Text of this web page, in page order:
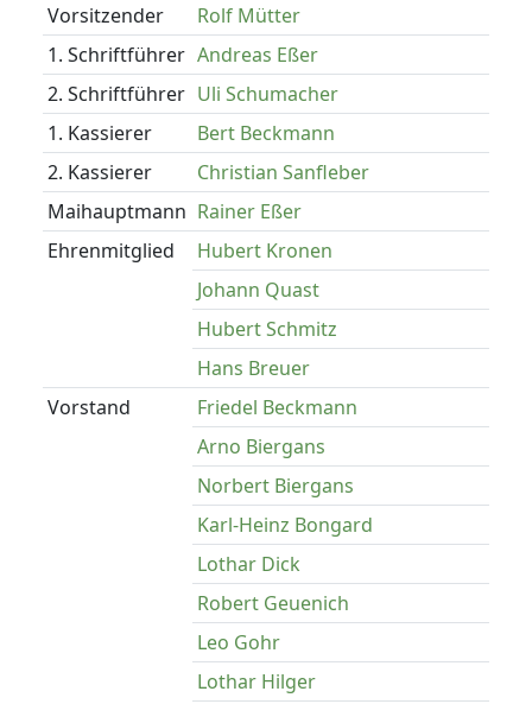
Vorsitzender
Rolf Mütter
1. Schriftführer Andreas Eßer
2. Schriftführer Uli Schumacher
1. Kassierer
Bert Beckmann
2. Kassierer
Christian Sanfleber
Maihauptmann Rainer Eßer
Ehrenmitglied
Hubert Kronen
Johann Quast
Hubert Schmitz
Hans Breuer
Vorstand
Friedel Beckmann
Arno Biergans
Norbert Biergans
Karl-Heinz Bongard
Lothar Dick
Robert Geuenich
Leo Gohr
Lothar Hilger